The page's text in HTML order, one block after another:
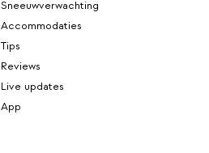
Sneeuwverwachting
Accommodaties
Tips
Reviews
Live updates
App